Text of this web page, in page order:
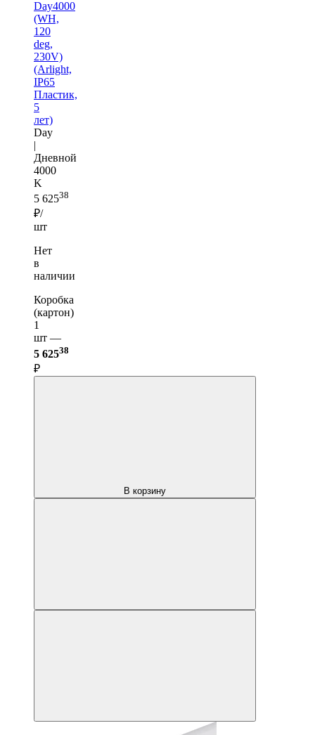
Day4000
(WH,
120
deg,
230V)
(Arlight,
IP65
Пластик,
5
лет)
Day
|
Дневной
4000
K
5 62538
₽/
шт
Нет
в
наличии
Коробка
(картон)
1
шт —
5 62538
₽
В корзину